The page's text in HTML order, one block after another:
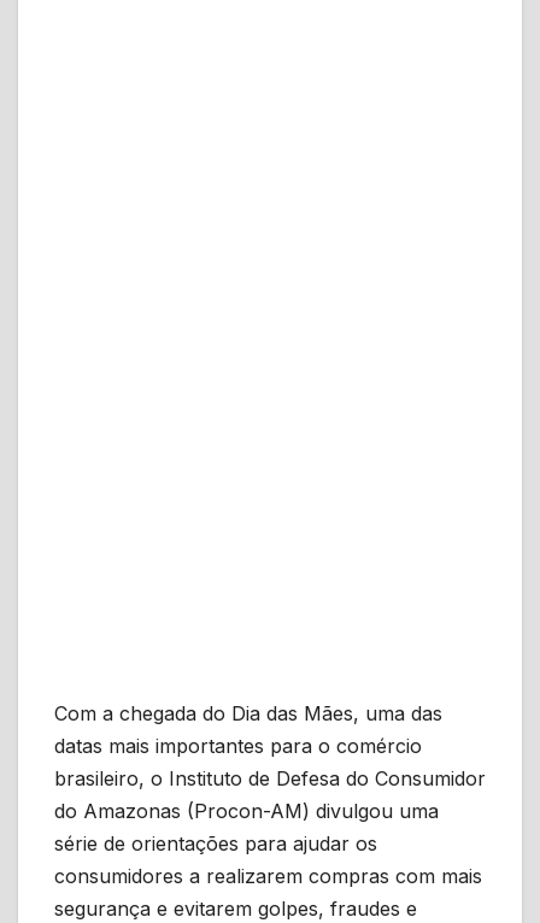
Com a chegada do Dia das Mães, uma das
datas mais importantes para o comércio
brasileiro, o Instituto de Defesa do Consumidor
do Amazonas (Procon-AM) divulgou uma
série de orientações para ajudar os
consumidores a realizarem compras com mais
segurança e evitarem golpes, fraudes e